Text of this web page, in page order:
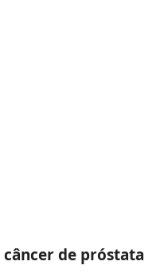
de próstata